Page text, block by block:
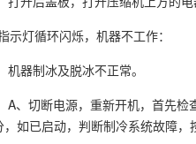
示灯循环闪烁，机器不工作：
机器制冰及脱冰不正常。
A、切断电源，重新开机，首先
如已启动，判断制冷系统故障，